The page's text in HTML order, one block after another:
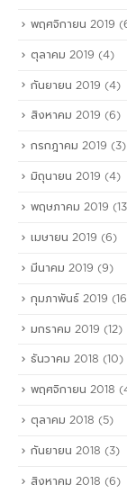
พฤศจิกายน 2019
ตุลาคม 2019 (4)
กันยายน 2019 (4)
สิงหาคม 2019 (6)
กรกฎาคม 2019 (3)
มิถุนายน 2019 (4)
พฤษภาคม 2019
เมษายน 2019 (6)
มีนาคม 2019 (9)
กุมภาพันธ์ 2019
มกราคม 2019 (12)
ธันวาคม 2018 (10)
พฤศจิกายน 2018
ตุลาคม 2018 (5)
กันยายน 2018 (3)
สิงหาคม 2018 (6)